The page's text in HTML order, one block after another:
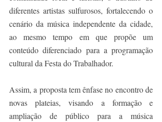
diferentes artistas sulfurosos, fortalecendo o
cenário da música independente da cidade,
ao mesmo tempo em que propõe um
conteúdo diferenciado para a programação
cultural da Festa do Trabalhador.
Assim, a proposta tem ênfase no encontro de
novas plateias, visando a formação e
ampliação de público para a música